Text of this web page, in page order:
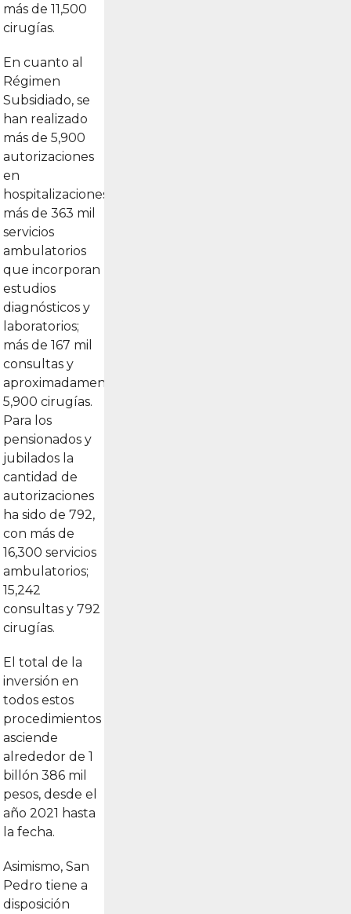
más de 11,500
cirugías.
En cuanto al
Régimen
Subsidiado, se
han realizado
más de 5,900
autorizaciones
en
hospitalizaciones;
más de 363 mil
servicios
ambulatorios
que incorporan
estudios
diagnósticos y
laboratorios;
más de 167 mil
consultas y
aproximadamente
5,900 cirugías.
Para los
pensionados y
jubilados la
cantidad de
autorizaciones
ha sido de 792,
con más de
16,300 servicios
ambulatorios;
15,242
consultas y 792
cirugías.
El total de la
inversión en
todos estos
procedimientos
asciende
alrededor de 1
billón 386 mil
pesos, desde el
año 2021 hasta
la fecha.
Asimismo, San
Pedro tiene a
disposición